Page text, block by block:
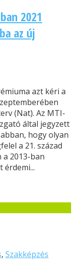
2021
az új
azt kéri a
(Nat). Az MTI-
által jegyzett
hogy olyan
a 21. század
2013-ban
érdemi...
, Szakképzés